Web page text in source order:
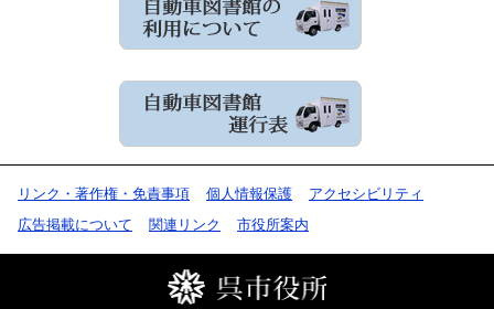
リンク・著作権・免責事項 個人情報保護
アクセシビリティ
広告掲載について
関連リンク 市役所案内